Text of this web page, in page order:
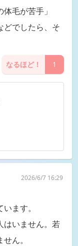
毛が苦手」
どでしたら、そ
なるほど！ 1
2026/6/7 16:29
ます。
はいません。若
ん。